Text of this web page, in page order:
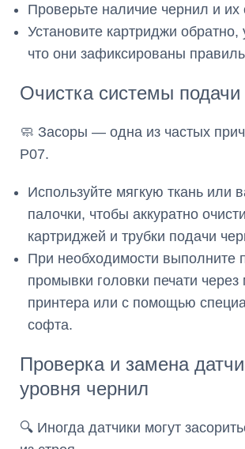
Проверьте наличие чернил и их
Установите картриджи
что они зафиксированы
Очистка системы подачи
🧼 Засоры — одна из частых
P07.
Используйте мягкую ткань или
палочки, чтобы аккуратно
картриджей и трубки подачи
При необходимости выполните
промывки головки печати
принтера или с помощью
софта.
Проверка и замена
уровня чернил
🔍 Иногда датчики могут